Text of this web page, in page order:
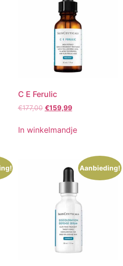
C E Ferulic
€177,00 Oorspronkelijke
was:
€177,00.
€159,99Huidige
is:
€159,99.
In winkelmandje
Aanbieding!